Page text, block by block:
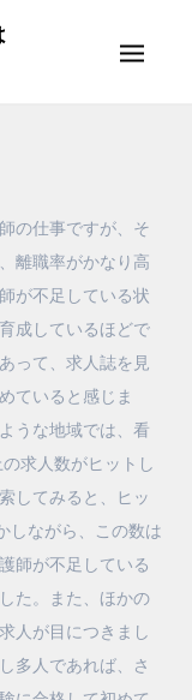
の仕事ですが、そ
離職率がかなり高
が不足している状
成しているほどで
って、求人誌を見
ていると感じま
うな地域では、看
求人数がヒットし
してみると、ヒッ
しながら、この数は
師が不足している
た。また、ほかの
人が目につきまし
多人であれば、さ